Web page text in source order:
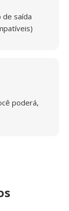
de saída
poderá,